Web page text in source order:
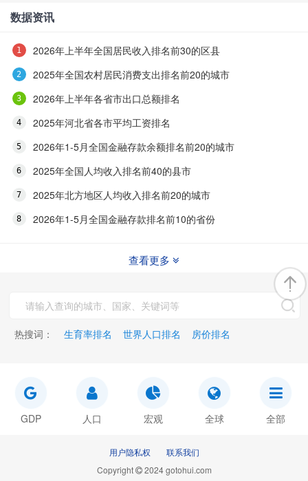
数据资讯
2026年上半年全国居民收入排名前30的区县
2025年全国农村居民消费支出排名前20的城市
2026年上半年各省市出口总额排名
2025年河北省各市平均工资排名
2026年1-5月全国金融存款余额排名前20的城市
2025年全国人均收入排名前40的县市
2025年北方地区人均收入排名前20的城市
2026年1-5月全国金融存款排名前10的省份
查看更多
热搜词： 生育率排名 世界人口排名 房价排名
GDP 人口 宏观 全球 全部
用户隐私权
联系我们
Copyright
2024 gotohui.com